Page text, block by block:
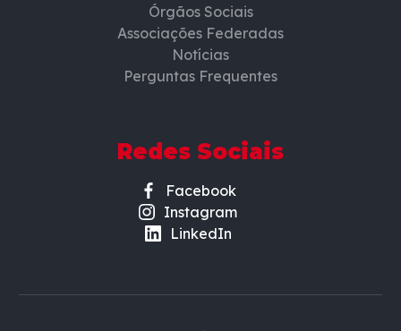
Órgãos Sociais
Associações Federadas
Notícias
Perguntas Frequentes
Redes Sociais
Facebook
Instagram
LinkedIn